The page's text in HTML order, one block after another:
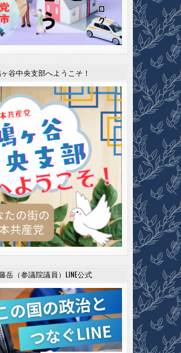
谷中央支部へようこそ！
岳（参議院議員）LINE公式